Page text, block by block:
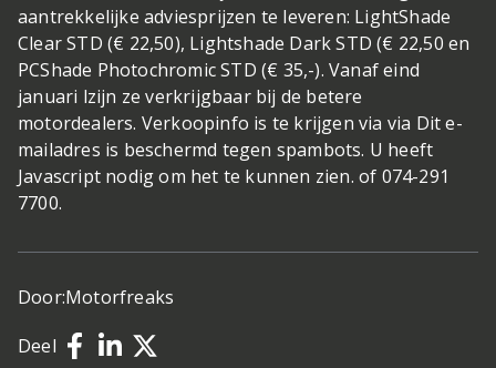
aantrekkelijke adviesprijzen te leveren: LightShade
Clear STD (€ 22,50), Lightshade Dark STD (€ 22,50 en
PCShade Photochromic STD (€ 35,-). Vanaf eind
januari lzijn ze verkrijgbaar bij de betere
motordealers. Verkoopinfo is te krijgen via via Dit e-
mailadres is beschermd tegen spambots. U heeft
Javascript nodig om het te kunnen zien. of 074-291
7700.
Door:Motorfreaks
Deel